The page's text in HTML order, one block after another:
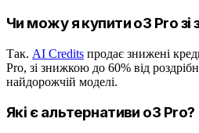
Чи можу я купити o3 Pro
Так. AI Credits продає знижені
Pro, зі знижкою до 60% від
найдорожчій моделі.
Які є альтернативи o3 Pro?